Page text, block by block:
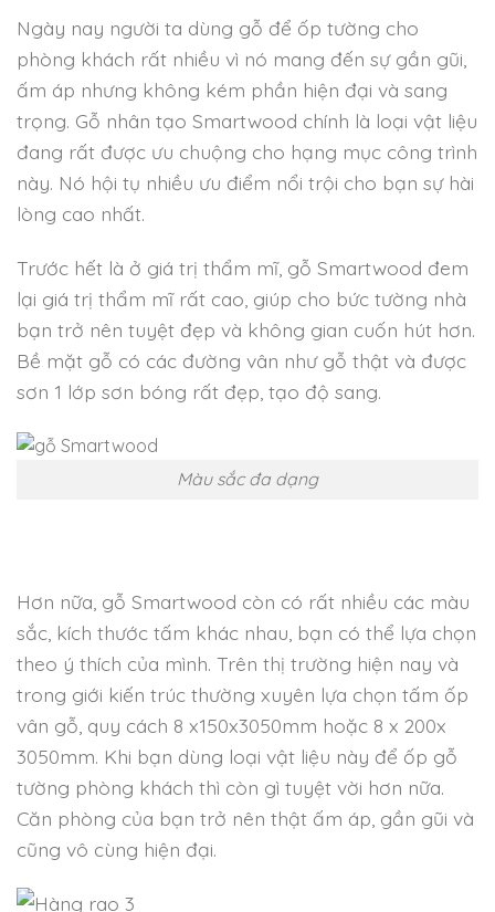
Ngày nay người ta dùng gỗ để ốp tường cho
phòng khách rất nhiều vì nó mang đến sự gần gũi,
ấm áp nhưng không kém phần hiện đại và sang
trọng. Gỗ nhân tạo Smartwood chính là loại vật liệu
đang rất được ưu chuộng cho hạng mục công trình
này. Nó hội tụ nhiều ưu điểm nổi trội cho bạn sự hài
lòng cao nhất.
Trước hết là ở giá trị thẩm mĩ, gỗ Smartwood đem
lại giá trị thẩm mĩ rất cao, giúp cho bức tường nhà
bạn trở nên tuyệt đẹp và không gian cuốn hút hơn.
Bề mặt gỗ có các đường vân như gỗ thật và được
sơn 1 lớp sơn bóng rất đẹp, tạo độ sang.
Màu sắc đa dạng
Hơn nữa, gỗ Smartwood còn có rất nhiều các màu
sắc, kích thước tấm khác nhau, bạn có thể lựa chọn
theo ý thích của mình. Trên thị trường hiện nay và
trong giới kiến trúc thường xuyên lựa chọn tấm ốp
vân gỗ, quy cách 8 x150x3050mm hoặc 8 x 200x
3050mm. Khi bạn dùng loại vật liệu này để ốp gỗ
tường phòng khách thì còn gì tuyệt vời hơn nữa.
Căn phòng của bạn trở nên thật ấm áp, gần gũi và
cũng vô cùng hiện đại.